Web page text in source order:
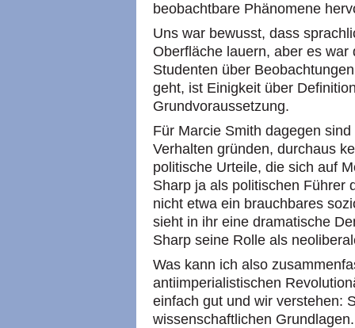
beobachtbare Phänomene
Uns war bewusst, dass
Oberfläche lauern, aber es
Studenten über
geht, ist Einigkeit über
Grundvoraussetzung.
Für Marcie Smith dagegen
Verhalten gründen, durchaus
politische Urteile, die sich auf
Sharp ja als politischen Führer
nicht etwa ein brauchbares
sieht in ihr eine dramatische
Sharp seine Rolle als
Was kann ich also
antiimperialistischen
einfach gut und wir verstehen:
wissenschaftlichen Grundlagen.